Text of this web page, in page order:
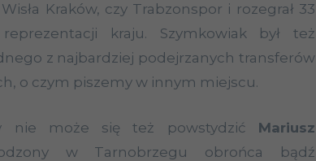
Kraków, czy Trabzonspor i rozegrał 33
kraju. Szymkowiak był też
z najbardziej podejrzanych transferów
o czym piszemy w innym miejscu.
nie może się też powstydzić Mariusz
w Tarnobrzegu obrońca bądź